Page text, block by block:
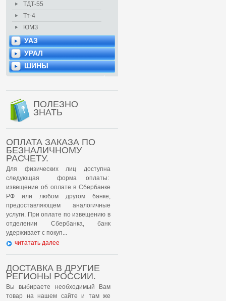
ТДТ-55
Тт-4
ЮМЗ
УАЗ
УРАЛ
ШИНЫ
ПОЛЕЗНО
ЗНАТЬ
ОПЛАТА ЗАКАЗА ПО
БЕЗНАЛИЧНОМУ
РАСЧЕТУ.
Для физических лиц доступна
следующая форма оплаты:
извещение об оплате в Сбербанке
РФ или любом другом банке,
предоставляющем аналогичные
услуги. При оплате по извещению в
отделении Сбербанка, банк
удерживает с покуп...
читатать далее
ДОСТАВКА В ДРУГИЕ
РЕГИОНЫ РОССИИ.
Вы выбираете необходимый Вам
товар на нашем сайте и там же